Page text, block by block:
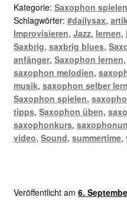
Kategorie: Saxophon spielen
Schlagwörter: #dailysax,
Improvisieren, Jazz, lernen,
Saxbrig, saxbrig blues,
anfänger, Saxophon lernen,
saxophon melodien,
musik, saxophon selber
Saxophon spielen,
tipps, Saxophon üben,
saxophonkurs,
video, Sound, summertime,
Veröffentlicht am 6.